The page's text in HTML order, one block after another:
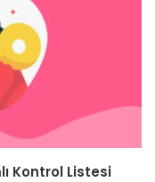
Kontrol Listesi